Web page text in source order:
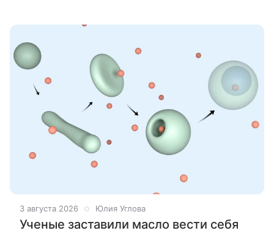
3 августа 2026 Юлия Углова
Ученые заставили масло вести себя